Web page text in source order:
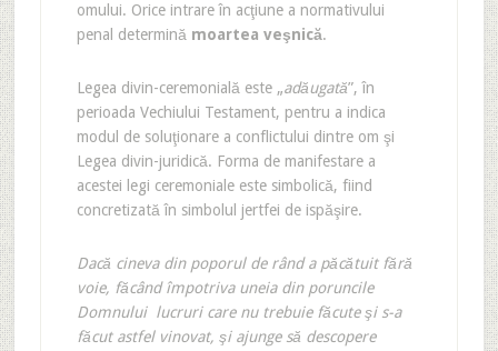
omului. Orice intrare în acţiune a normativului
penal determină moartea veşnică.
Legea divin-ceremonială este „adăugată”, în
perioada Vechiului Testament, pentru a indica
modul de soluţionare a conflictului dintre om şi
Legea divin-juridică. Forma de manifestare a
acestei legi ceremoniale este simbolică, fiind
concretizată în simbolul jertfei de ispăşire.
Dacă cineva din poporul de rând a păcătuit fără
voie, făcând împotriva uneia din poruncile
Domnului lucruri care nu trebuie făcute şi s-a
făcut astfel vinovat, şi ajunge să descopere